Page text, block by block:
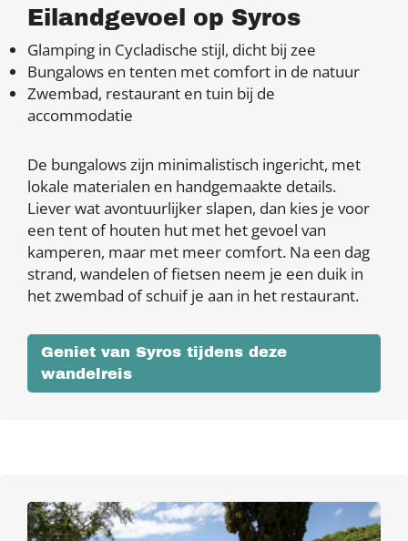
Eilandgevoel op Syros
Glamping in Cycladische stijl, dicht bij zee
Bungalows en tenten met comfort in de natuur
Zwembad, restaurant en tuin bij de
accommodatie
De bungalows zijn minimalistisch ingericht, met
lokale materialen en handgemaakte details.
Liever wat avontuurlijker slapen, dan kies je voor
een tent of houten hut met het gevoel van
kamperen, maar met meer comfort. Na een dag
strand, wandelen of fietsen neem je een duik in
het zwembad of schuif je aan in het restaurant.
Geniet van Syros tijdens deze
wandelreis